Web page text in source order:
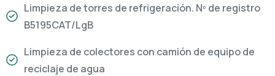
Limpieza de torres de refrigeración. Nº de registro
B5195CAT/LgB
Limpieza de colectores con camión de equipo de
reciclaje de agua